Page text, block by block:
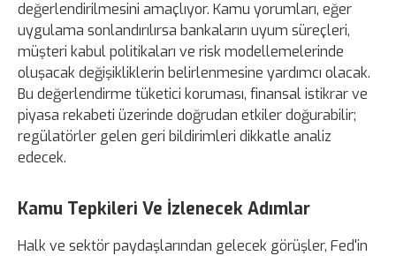
değerlendirilmesini amaçlıyor. Kamu yorumları, eğer
uygulama sonlandırılırsa bankaların uyum süreçleri,
müşteri kabul politikaları ve risk modellemelerinde
oluşacak değişikliklerin belirlenmesine yardımcı olacak.
Bu değerlendirme tüketici koruması, finansal istikrar ve
piyasa rekabeti üzerinde doğrudan etkiler doğurabilir;
regülatörler gelen geri bildirimleri dikkatle analiz
edecek.
Kamu Tepkileri Ve İzlenecek Adımlar
Halk ve sektör paydaşlarından gelecek görüşler, Fed'in